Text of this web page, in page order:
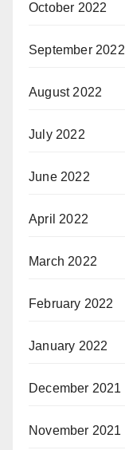
October 2022
September 2022
August 2022
July 2022
June 2022
April 2022
March 2022
February 2022
January 2022
December 2021
November 2021